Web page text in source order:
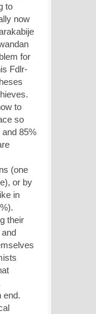
to
now
for
Fdlr-
to
so
and 85%
(one
or by
in
their
and
end.